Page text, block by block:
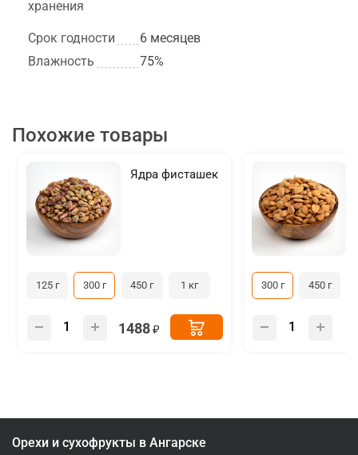
хранения
Срок годности
6 месяцев
Влажность
75%
Похожие товары
Ядра фисташек
125 г 300 г 450 г 1 кг
1488
300 г 450 г
Орехи и сухофрукты в Ангарске